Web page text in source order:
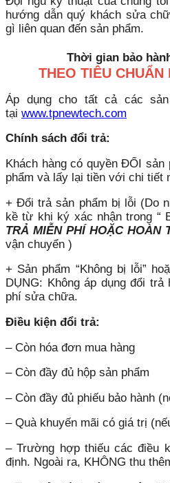
hướng dẫn quý khách sửa
gì liên quan đến sản phẩm.
Thời gian bảo
THEO TIÊU CHUẨN
Áp dụng cho tất cả các
tại www.tpnewtech.com
Chính sách đổi trả:
Khách hàng có quyền ĐỔI sản
phẩm và lấy lại tiền với chi tiết
+ Đổi trả sản phẩm bị lỗi (Do
kề từ khi ký xác nhận trong “
TRẢ MIỄN PHÍ HOẶC HOÀN
vận chuyển )
+ Sản phẩm “Không bị lỗi”
DỤNG: Không áp dụng đổi
phí sửa chữa.
Điều kiện đổi trả:
– Còn hóa đơn mua hàng
– Còn đầy đủ hộp sản phẩm
– Còn đầy đủ phiếu bảo hành
– Quà khuyến mãi có giá trị
– Trường hợp thiếu các điều
định. Ngoài ra, KHÔNG thu